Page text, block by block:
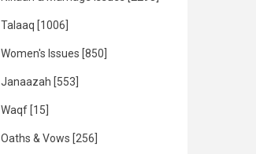
Talaaq [1006]
Women's Issues [850]
Janaazah [553]
Waqf [15]
Oaths & Vows [256]